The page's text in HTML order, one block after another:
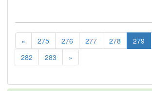
« 275 276 277 278 279
282
283 »